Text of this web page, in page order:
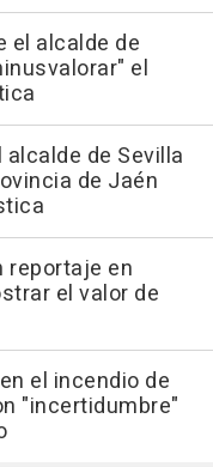
el alcalde de
el
de Sevilla
de Jaén
reportaje en
el valor de
el incendio de
"incertidumbre"